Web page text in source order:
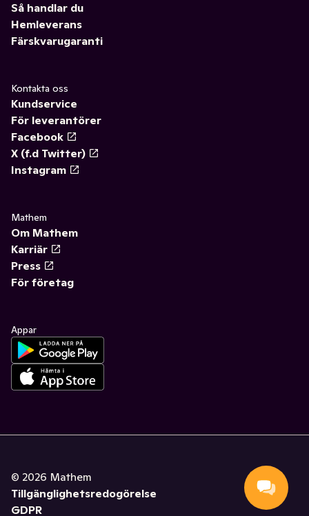
Så handlar du
Hemleverans
Färskvarugaranti
Kontakta oss
Kundservice
För leverantörer
Facebook
X (f.d Twitter)
Instagram
Mathem
Om Mathem
Karriär
Press
För företag
Appar
© 2026 Mathem
Tillgänglighetsredogörelse
GDPR